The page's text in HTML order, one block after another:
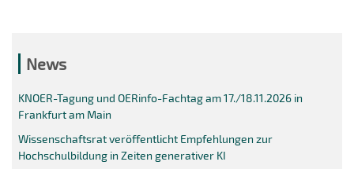
News
KNOER-Tagung und OERinfo-Fachtag am 17./18.11.2026 in
Frankfurt am Main
Wissenschaftsrat veröffentlicht Empfehlungen zur
Hochschulbildung in Zeiten generativer KI